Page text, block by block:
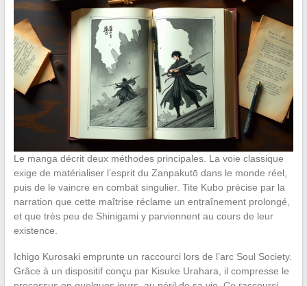
Le manga décrit deux méthodes principales. La voie classique
exige de matérialiser l’esprit du Zanpakutō dans le monde réel,
puis de le vaincre en combat singulier. Tite Kubo précise par la
narration que cette maîtrise réclame un entraînement prolongé,
et que très peu de Shinigami y parviennent au cours de leur
existence.
Ichigo Kurosaki emprunte un raccourci lors de l’arc Soul Society.
Grâce à un dispositif conçu par Kisuke Urahara, il compresse le